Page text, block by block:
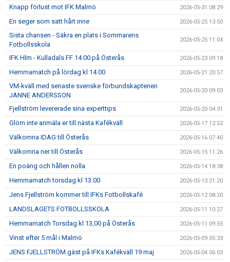
Knapp förlust mot IFK Malmö 2026-05-31 08:29
En seger som satt hårt inne 2026-05-25 13:50
Sista chansen - Säkra en plats i Sommarens
Fotbollsskola
2026-05-25 11:04
IFK Hlm - Kulladals FF 14.00 på Österås 2026-05-23 09:18
Hemmamatch på lördag kl 14.00 2026-05-21 20:57
VM-kväll med senaste svenske förbundskaptenen
JANNE ANDERSSON
2026-05-20 09:03
Fjellström levererade sina experttips 2026-05-20 04:31
Glöm inte anmäla er till nästa Kafékväll 2026-05-17 12:52
Välkomna IDAG till Österås 2026-05-16 07:40
Välkomna ner till Österås 2026-05-15 11:26
En poäng och hållen nolla 2026-05-14 18:38
Hemmamatch torsdag kl 13.00 2026-05-13 21:20
Jens Fjellström kommer till IFKs Fotbollskafé 2026-05-12 08:20
LANDSLAGETS FOTBOLLSSKOLA 2026-05-11 10:27
Hemmamatch Torsdag kl 13,00 på Österås 2026-05-11 09:55
Vinst efter 5 mål i Malmö 2026-05-09 05:33
JENS FJELLSTRÖM gäst på IFKs Kafékväll 19 maj 2026-05-04 06:03